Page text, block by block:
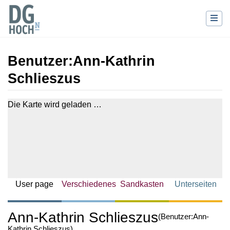
Benutzer:Ann-Kathrin
Schlieszus
Wechseln zu:Navigation
Die Karte wird geladen …
User page Verschiedenes Sandkasten Unterseiten
Ann-Kathrin Schlieszus(Benutzer:Ann-